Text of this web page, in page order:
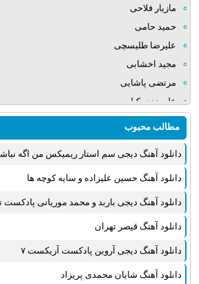
مازیار فلاحی
حمید حامی
علیرضا طلیسچی
مجید اخشابی
مرتضی پاشایی
علی زند وکیلی
میلاد بابایی
مهدی یراحی
روزبه نعمت الهی
عماد طالب زاده
علی عبدالمالکی
مجید خراطها
زانیار خسروی
امیر عظیمی
مطالب محبوب
دانلود آهنگ دیجی سم استار ریمیکس من اگه
دانلود آهنگ حسین علیزاده و سایه کوچه ها
دانلود آهنگ دیجی باربد و محمد موریانی پادکست
دانلود آهنگ قیصر تهران
دانلود آهنگ دیجی آروین پادکست آریکست ۷
دانلود آهنگ شایان محمدی پریزاد